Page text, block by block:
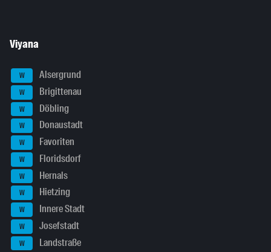
Viyana
W Alsergrund
W Brigittenau
W Döbling
W Donaustadt
W Favoriten
W Floridsdorf
W Hernals
W Hietzing
W Innere Stadt
W Josefstadt
W Landstraße